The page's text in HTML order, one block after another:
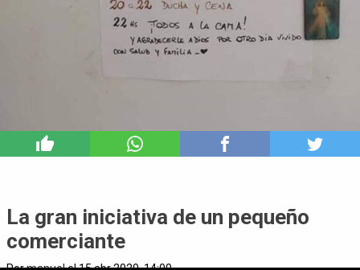
La gran iniciativa de un pequeño
comerciante